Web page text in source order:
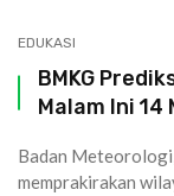
EDUKASI
BMKG
Malam Ini 14
Badan
memprakirakan